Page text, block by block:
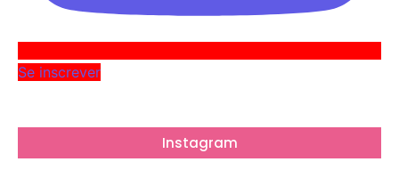
Se inscrever
Instagram